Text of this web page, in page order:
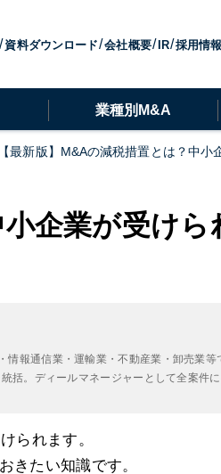
資料ダウンロード 会社概要 IR 採用情報
業種別M&A
【最新版】M&Aの減税措置とは？中
小企業が受けら
情報通信業・運輸業・不動産業・卸売業等
括。ディールマネージャーとして全案件
られます。
きたい知識です。